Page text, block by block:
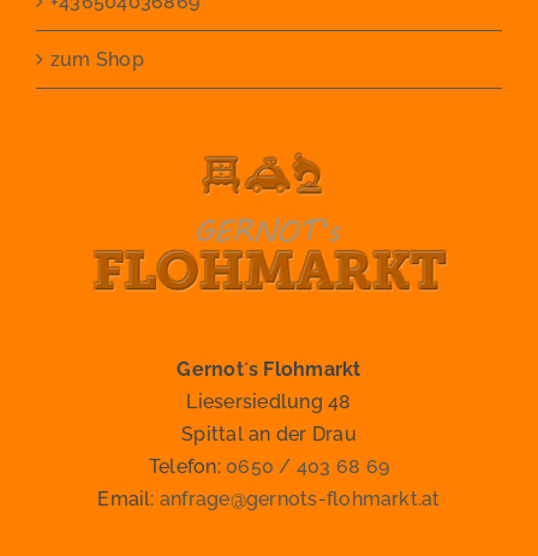
zum Shop
Gernot´s Flohmarkt
Liesersiedlung 48
Spittal an der Drau
Telefon: 0650 / 403 68 69
Email: anfrage@gernots-flohmarkt.at